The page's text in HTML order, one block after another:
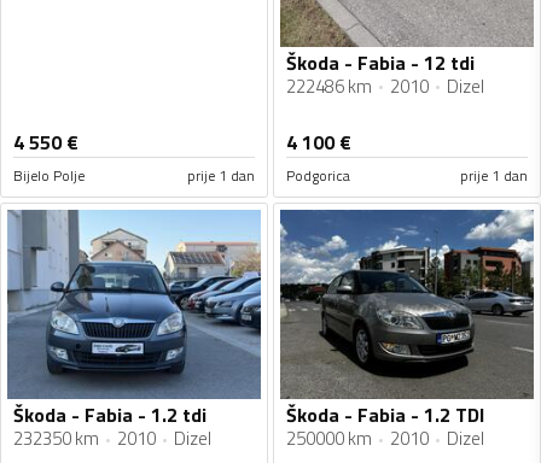
4 550€
Bijelo Polje prije 1 dan
Škoda - Fabia - 12 tdi
222486 km 2010 Dizel
4 100€
Podgorica prije 1 dan
Škoda - Fabia - 1.2 tdi
232350 km 2010 Dizel
Škoda - Fabia - 1.2 TDI
250000 km 2010 Dizel